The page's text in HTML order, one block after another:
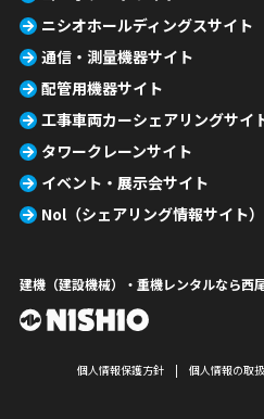
ニシオホールディングスサイト
通信・測量機器サイト
配管用機器サイト
工事車両カーシェアリングサイ
タワークレーンサイト
イベント・展示会サイト
Nol（シェアリング情報サイト）
建機（建設機械）・重機レンタルなら西
個人情報保護方針 個人情報の取